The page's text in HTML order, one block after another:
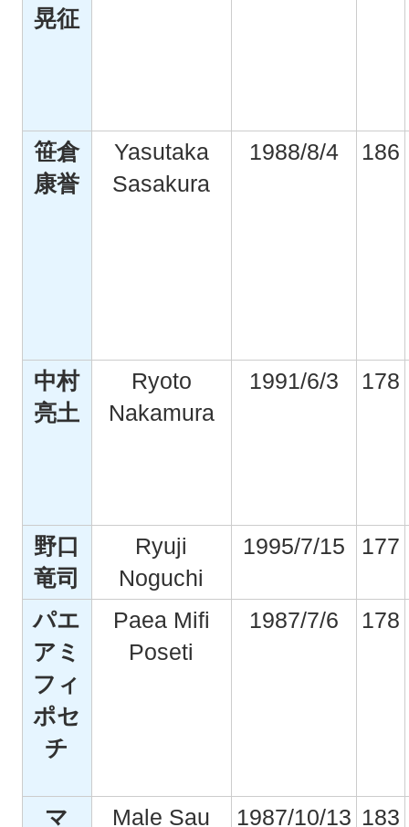
晃征
笹倉
康誉
Yasutaka
Sasakura
1988/8/4 186
中村
亮土
Ryoto
Nakamura
1991/6/3 178
野口
竜司
Ryuji
Noguchi
1995/7/15 177
パエ
アミ
フィ
ポセ
チ
Paea Mifi
Poseti
1987/7/6 178
マ Male Sau 1987/10/13 183